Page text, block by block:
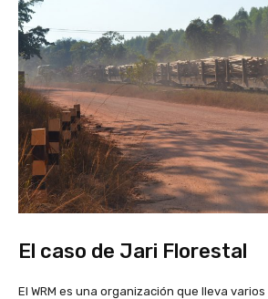
El caso de Jari Florestal
El WRM es una organización que lleva